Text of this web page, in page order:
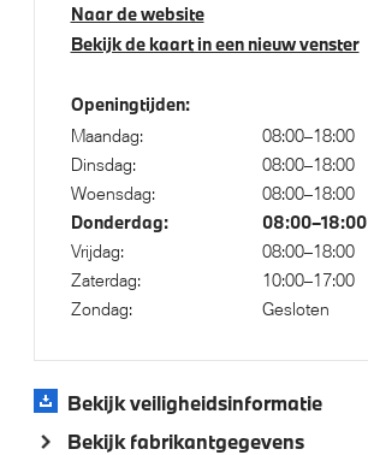
Naar de website
Bekijk de kaart in een nieuw venster
Openingtijden:
Maandag:
08:00–18:00
Dinsdag:
08:00–18:00
Woensdag:
08:00–18:00
Donderdag: 08:00–18:00
Vrijdag:
08:00–18:00
Zaterdag:
10:00–17:00
Zondag:
Gesloten
Bekijk veiligheidsinformatie
Bekijk fabrikantgegevens